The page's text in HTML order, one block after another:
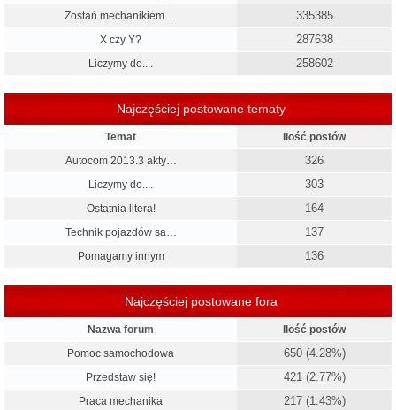
Zostań mechanikiem … 335385
X czy Y? 287638
Liczymy do.... 258602
Najczęściej postowane tematy
Temat
Ilość postów
Autocom 2013.3 akty…
326
Liczymy do.... 303
Ostatnia litera! 164
Technik pojazdów sa… 137
Pomagamy innym 136
Najczęściej postowane fora
Nazwa forum
Ilość postów
Pomoc samochodowa
650 (4.28%)
Przedstaw się! 421 (2.77%)
Praca mechanika 217 (1.43%)